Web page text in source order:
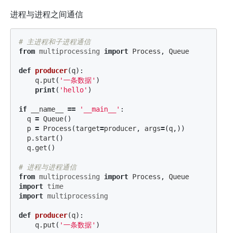
进程与进程之间通信
from multiprocessing import Process , Queue
def producer(q):
q. put ( '一条数据' )
print( 'hello' )
if __name__ == '__main__' :
q = Queue()
p = Process (target=producer, args=(q,))
p. start ()
q. get ()
from multiprocessing import Process ,
Queue
import time
import multiprocessing
def producer(q):
q. put ( '一条数据' )